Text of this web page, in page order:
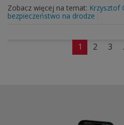
Zobacz więcej na temat: Krzysztof
bezpieczeństwo na drodze
1 2 3